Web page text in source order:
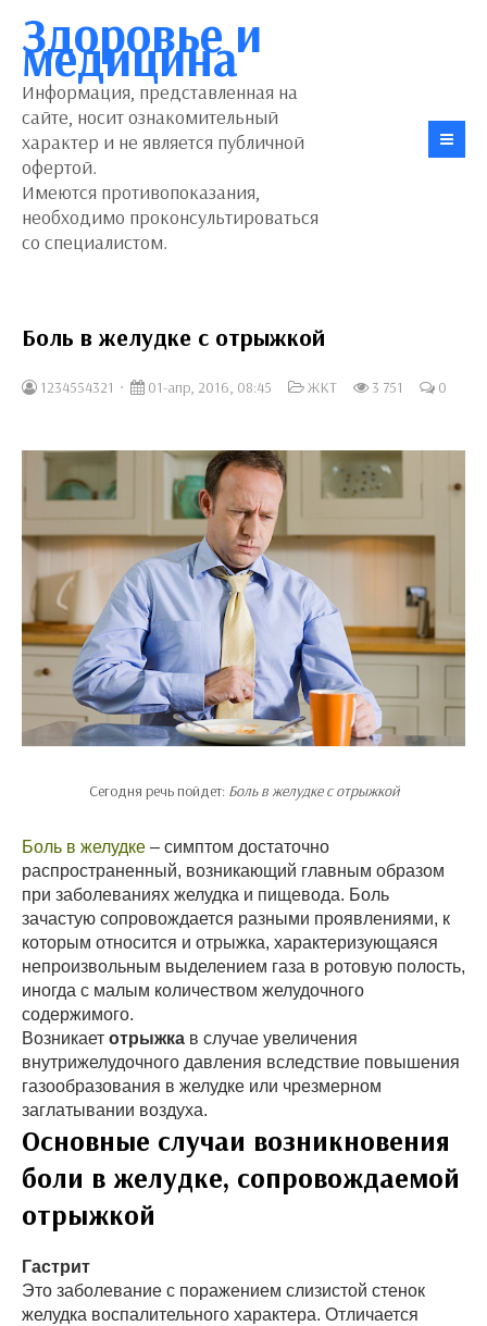
Здоровье и
медицина
Информация, представленная на
сайте, носит ознакомительный
характер и не является публичной
офертой.
Имеются противопоказания,
необходимо проконсультироваться
со специалистом.
Боль в желудке с отрыжкой
1234554321 01-апр, 2016, 08:45 ЖКТ 3 751 0
Сегодня речь пойдет: Боль в желудке с отрыжкой
Боль в желудке – симптом достаточно
распространенный, возникающий главным образом
при заболеваниях желудка и пищевода. Боль
зачастую сопровождается разными проявлениями, к
которым относится и отрыжка, характеризующаяся
непроизвольным выделением газа в ротовую полость,
иногда с малым количеством желудочного
содержимого.
Возникает отрыжка в случае увеличения
внутрижелудочного давления вследствие повышения
газообразования в желудке или чрезмерном
заглатывании воздуха.
Основные случаи возникновения
боли в желудке, сопровождаемой
отрыжкой
Гастрит
Это заболевание с поражением слизистой стенок
желудка воспалительного характера. Отличается